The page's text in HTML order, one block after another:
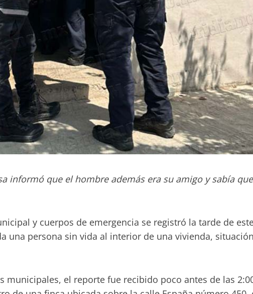
informó que el hombre además era su amigo y sabía
y cuerpos de emergencia se registró la tarde de
una persona sin vida al interior de una vivienda,
el reporte fue recibido poco antes de las